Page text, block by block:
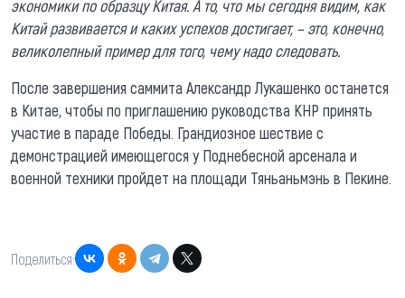
экономики по образцу Китая. А то, что мы сегодня видим, как
Китай развивается и каких успехов достигает, – это, конечно,
великолепный пример для того, чему надо следовать.
После завершения саммита Александр Лукашенко останется
в Китае, чтобы по приглашению руководства КНР принять
участие в параде Победы. Грандиозное шествие с
демонстрацией имеющегося у Поднебесной арсенала и
военной техники пройдет на площади Тяньаньмэнь в Пекине.
Поделиться: